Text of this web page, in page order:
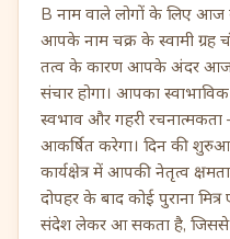
B नाम वाले लोगों के लिए आज
आपके नाम चक्र के स्वामी
तत्व के कारण आपके अंदर आज
संचार होगा। आपका
स्वभाव और गहरी
आकर्षित करेगा। दिन की
कार्यक्षेत्र में आपकी नेतृत्व
दोपहर के बाद कोई पुराना
संदेश लेकर आ सकता है, जिससे